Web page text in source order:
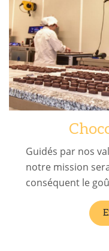
Guidés par nos
notre mission
conséquent le